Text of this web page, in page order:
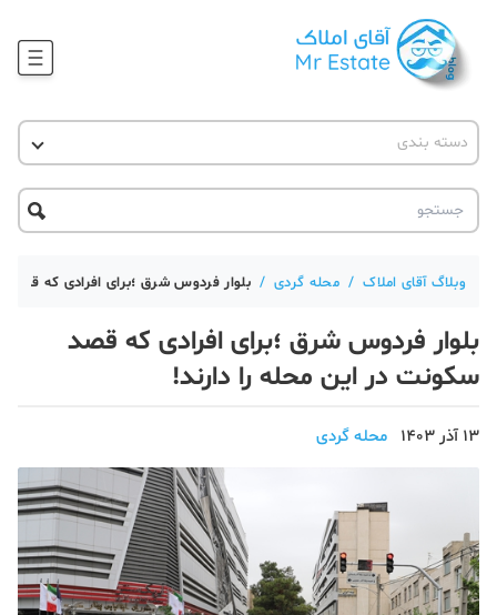
آموزش املاک
حقوقی
آکادمی
دسته بندی
آقای مشاور املاک
آکادمی آقای املاک
آموزش املاک
آموزش پلتفرم آقای املاک
اخبار مسکن
تحلیل مسکن
صنعت ساختمان
محله گردی
وبلاگ آقای املاک / محله گردی / بلوار فردوس شرق ؛برای افرادی که قصد
بلوار فردوس شرق ؛برای افرادی که قصد
سکونت در این محله را دارند!
13 آذر 1403 محله گردی